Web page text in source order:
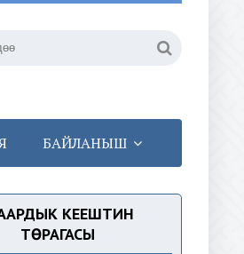
БАЙЛАНЫШ
КЕҢЕШТИН
ТӨРАГАСЫ